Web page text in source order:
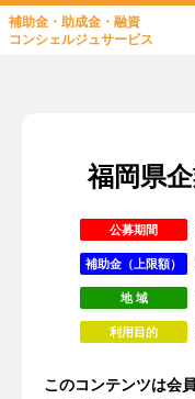
補助金・助成金・融資
コンシェルジュサービス
福岡県
公募期間
補助金（上限額）
地 域
利用目的
このコンテンツは会